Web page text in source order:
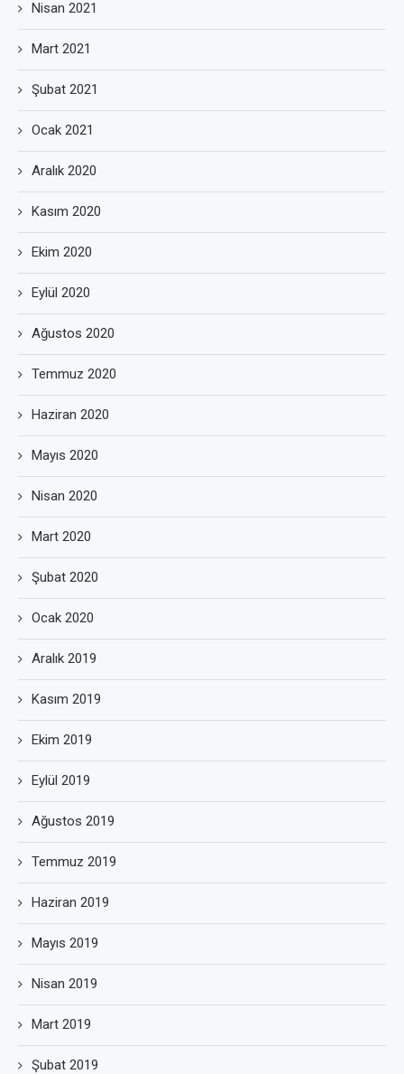
Nisan 2021
Mart 2021
Şubat 2021
Ocak 2021
Aralık 2020
Kasım 2020
Ekim 2020
Eylül 2020
Ağustos 2020
Temmuz 2020
Haziran 2020
Mayıs 2020
Nisan 2020
Mart 2020
Şubat 2020
Ocak 2020
Aralık 2019
Kasım 2019
Ekim 2019
Eylül 2019
Ağustos 2019
Temmuz 2019
Haziran 2019
Mayıs 2019
Nisan 2019
Mart 2019
Şubat 2019